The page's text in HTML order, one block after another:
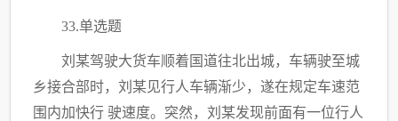
33.单选题
刘某驾驶大货车顺着国道往北出城，车辆驶至城
乡接合部时，刘某见行人车辆渐少，遂在规定车速范
围内加快行 驶速度。突然，刘某发现前面有一位行人